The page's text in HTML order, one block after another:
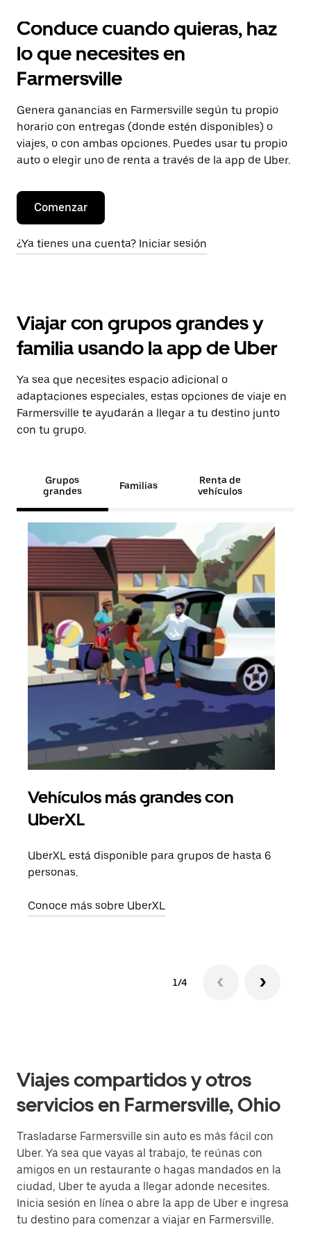
Conduce cuando quieras, haz
lo que necesites en
Farmersville
Genera ganancias en Farmersville según tu propio
horario con entregas (donde estén disponibles) o
viajes, o con ambas opciones. Puedes usar tu propio
auto o elegir uno de renta a través de la app de Uber.
Comenzar
¿Ya tienes una cuenta? Iniciar sesión
Viajar con grupos grandes y
familia usando la app de Uber
Ya sea que necesites espacio adicional o
adaptaciones especiales, estas opciones de viaje en
Farmersville te ayudarán a llegar a tu destino junto
con tu grupo.
Grupos
grandes
Familias
Renta de
vehículos
Vehículos más grandes con
UberXL
UberXL está disponible para grupos de hasta 6
personas.
Conoce más sobre UberXL
1/4
Viajes compartidos y otros
servicios en Farmersville, Ohio
Trasladarse Farmersville sin auto es más fácil con
Uber. Ya sea que vayas al trabajo, te reúnas con
amigos en un restaurante o hagas mandados en la
ciudad, Uber te ayuda a llegar adonde necesites.
Inicia sesión en línea o abre la app de Uber e ingresa
tu destino para comenzar a viajar en Farmersville.